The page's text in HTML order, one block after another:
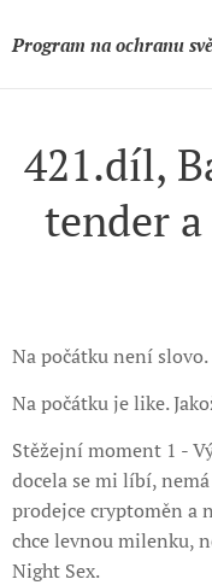
Program na ochranu
421.díl,
tender
Na počátku není slovo.
Na počátku je like.
Stěžejní moment 1 -
docela se mi líbí,
prodejce cryptoměn a
chce levnou milenku,
Night Sex.